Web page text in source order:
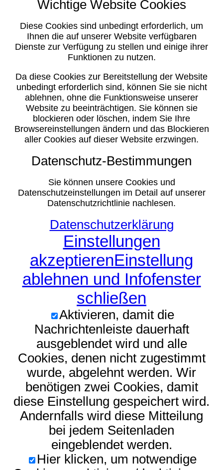
Wichtige Website Cookies
Diese Cookies sind unbedingt erforderlich, um
Ihnen die auf unserer Website verfügbaren
Dienste zur Verfügung zu stellen und einige ihrer
Funktionen zu nutzen.
Da diese Cookies zur Bereitstellung der Website
unbedingt erforderlich sind, können Sie sie nicht
ablehnen, ohne die Funktionsweise unserer
Website zu beeinträchtigen. Sie können sie
blockieren oder löschen, indem Sie Ihre
Browsereinstellungen ändern und das Blockieren
aller Cookies auf dieser Website erzwingen.
Datenschutz-Bestimmungen
Sie können unsere Cookies und
Datenschutzeinstellungen im Detail auf unserer
Datenschutzrichtlinie nachlesen.
Datenschutzerklärung
Einstellungen
akzeptierenEinstellung
ablehnen und Infofenster
schließen
Aktivieren, damit die
Nachrichtenleiste dauerhaft
ausgeblendet wird und alle
Cookies, denen nicht zugestimmt
wurde, abgelehnt werden. Wir
benötigen zwei Cookies, damit
diese Einstellung gespeichert wird.
Andernfalls wird diese Mitteilung
bei jedem Seitenladen
eingeblendet werden.
Hier klicken, um notwendige